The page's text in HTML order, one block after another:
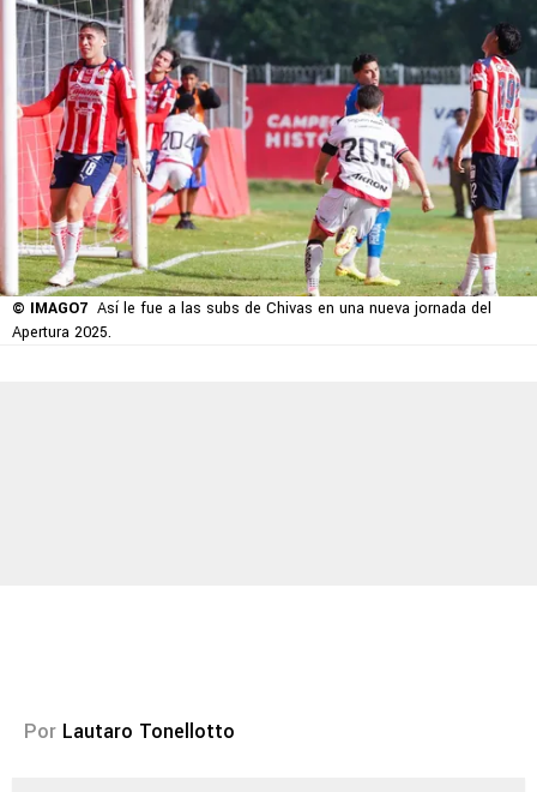
© IMAGO7 Así le fue a las subs de Chivas en una nueva jornada del
Apertura 2025.
Por Lautaro Tonellotto